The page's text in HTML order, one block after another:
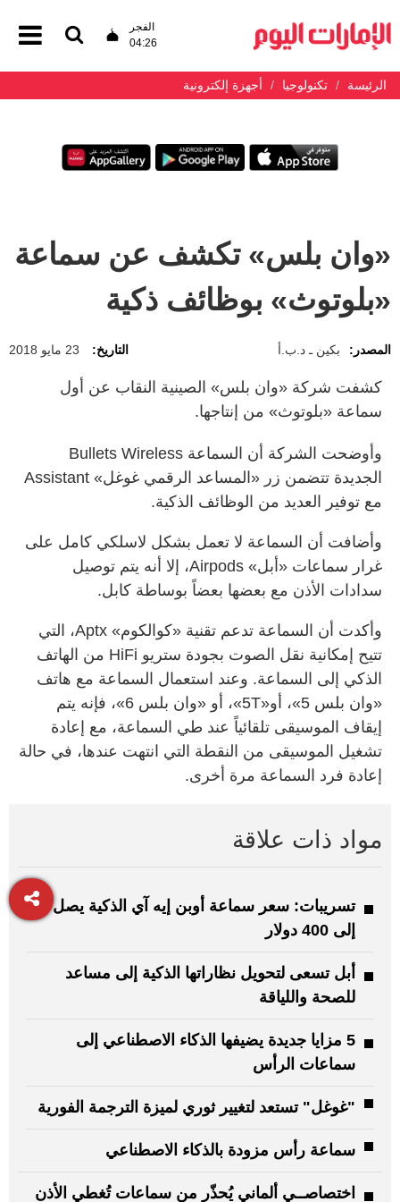
الفجر
04:26
الرئيسة تكنولوجيا أجهزة إلكترونية
«وان بلس» تكشف عن سماعة
«بلوتوث» بوظائف ذكية
المصدر: بكين ـ د.ب.أ التاريخ: 23 مايو 2018
كشفت شركة «وان بلس» الصينية النقاب عن أول
سماعة «بلوتوث» من إنتاجها.
وأوضحت الشركة أن السماعة Bullets Wireless
الجديدة تتضمن زر «المساعد الرقمي غوغل» Assistant
مع توفير العديد من الوظائف الذكية.
وأضافت أن السماعة لا تعمل بشكل لاسلكي كامل على
غرار سماعات «أبل» Airpods، إلا أنه يتم توصيل
سدادات الأذن مع بعضها بعضاً بوساطة كابل.
وأكدت أن السماعة تدعم تقنية «كوالكوم» Aptx، التي
تتيح إمكانية نقل الصوت بجودة ستريو HiFi من الهاتف
الذكي إلى السماعة. وعند استعمال السماعة مع هاتف
«وان بلس 5»، أو«5T»، أو «وان بلس 6»، فإنه يتم
إيقاف الموسيقى تلقائياً عند طي السماعة، مع إعادة
تشغيل الموسيقى من النقطة التي انتهت عندها، في حالة
إعادة فرد السماعة مرة أخرى.
مواد ذات علاقة
تسريبات: سعر سماعة أوبن إيه آي الذكية يصل
إلى 400 دولار
أبل تسعى لتحويل نظاراتها الذكية إلى مساعد
للصحة واللياقة
5 مزايا جديدة يضيفها الذكاء الاصطناعي إلى
سماعات الرأس
"غوغل" تستعد لتغيير ثوري لميزة الترجمة الفورية
سماعة رأس مزودة بالذكاء الاصطناعي
اختصاصــي ألماني يُحذّر من سماعات تُغطي الأذن